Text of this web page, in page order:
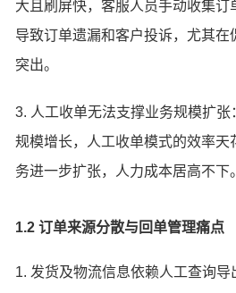
大且刷屏快，客服人员手动收集订
导致订单遗漏和客户投诉，尤其在
突出。
3. 人工收单无法支撑业务规模扩张
规模增长，人工收单模式的效率天
务进一步扩张，人力成本居高不下。
1.2 订单来源分散与回单管理痛点
1. 发货及物流信息依赖人工查询